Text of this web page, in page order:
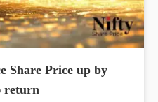
Share Price up by
return